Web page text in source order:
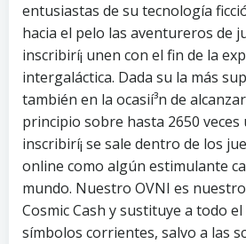
entusiastas de su tecnología
hacia el pelo las aventureros de
inscribirí¡ unen con el fin de la
intergaláctica. Dada su la más
también en la ocasií³n de
principio sobre hasta 2650 veces
inscribirí¡ se sale dentro de los
online como algún estimulante
mundo. Nuestro OVNI es
Cosmic Cash y sustituye a todo
símbolos corrientes, salvo a las